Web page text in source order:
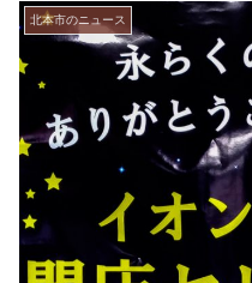
北本市のニュース